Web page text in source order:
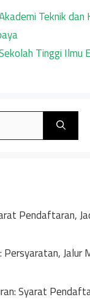
Teknik
Tinggi Ilmu
Pendaftaran,
Persyaratan, Jalur
Syarat